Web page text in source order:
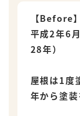
【Before】
平成2年6
28年）
屋根は1度
年から塗装